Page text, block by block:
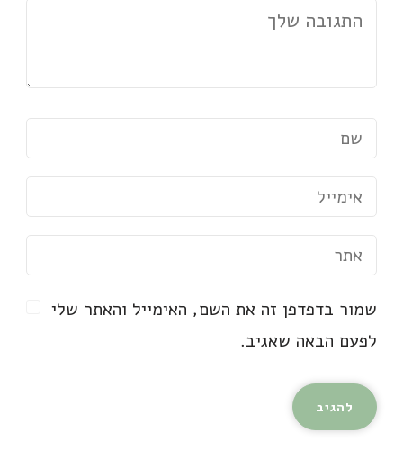
שמור בדפדפן זה את השם, האימייל והאתר שלי
לפעם הבאה שאגיב.